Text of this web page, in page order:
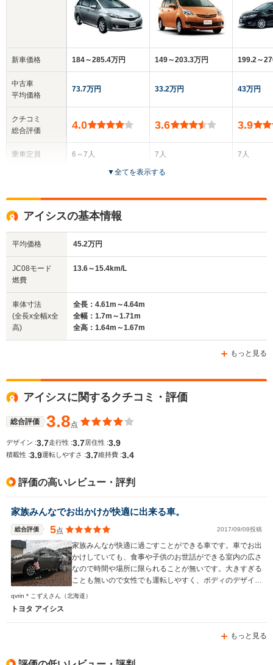
新車価格
中古車
平均価格
クチコミ
総合評価
乗車定員
サイズ
(全長x全幅x全高)
WLTCモード
燃費
184～285.4万円
73.7万円
4.0
6～7人
全高
1.59m～1.6m
全幅
1.7m～1.76m
149～203.3万円
33.2万円
3.6
7人
5ドア
199.2～
43万円
3.9
7人
▼全てを表示する
アイシスの基本情報
平均価格 45.2万円
JC08モード
燃費
13.6～15.4km/L
車体寸法
(全長x全幅x全
高)
全長：4.61m～4.64m
全幅：1.7m～1.71m
全高：1.64m～1.67m
もっと見る
アイシスに関するクチコミ・評価
総合評価 3.8点
デザイン :3.7走行性 :3.7 居住性 :3.9
積載性 :3.9運転しやすさ :3.7維持費 :3.4
評価の高いレビュー・評判
家族みんなでお出かけが快適に出来る車。
総合評価 5点 2017/09/09投稿
家族みんなが快適に過ごすことができる車です。車でお出
かけしていても、食事や子供のお世話ができる室内の広さ
なので時間や場所に限られることが無いです。大きすぎる
ことも無いので女性でも運転しやすく、ボディのデザイン
はカッコいいので男性にも向いている車だと思います。
qvrin＊こずえさん （北海道）
トヨタ アイシス
もっと見る